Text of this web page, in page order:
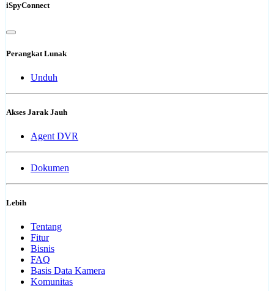
iSpyConnect
Perangkat Lunak
Unduh
Akses Jarak Jauh
Agent DVR
Dokumen
Lebih
Tentang
Fitur
Bisnis
FAQ
Basis Data Kamera
Komunitas